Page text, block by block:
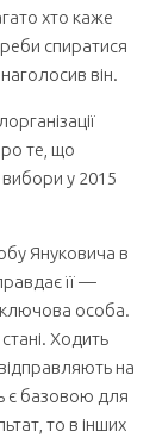
хто каже
спиратися
він.
те, що
у 2015
Януковича в
її —
особа.
Ходить
на
є базовою для
то в інших